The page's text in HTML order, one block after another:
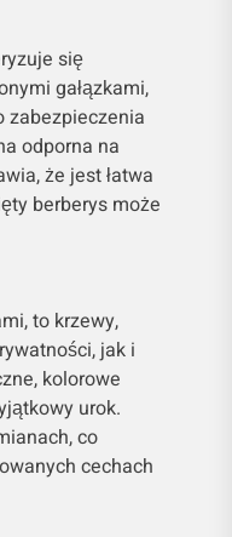
się
gałązkami,
zabezpieczenia
odporna na
że jest łatwa
berberys może
to krzewy,
jak i
kolorowe
urok.
co
cechach